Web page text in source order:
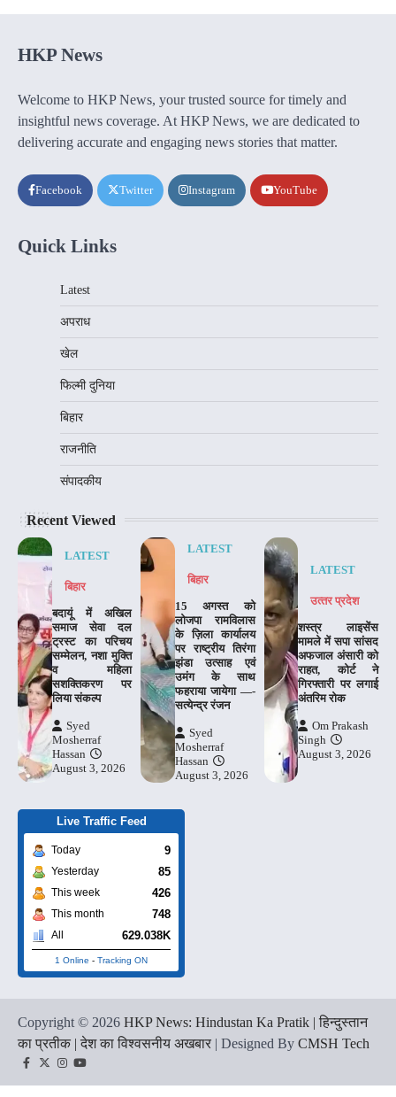
HKP News
Welcome to HKP News, your trusted source for timely and
insightful news coverage. At HKP News, we are dedicated to
delivering accurate and engaging news stories that matter.
Facebook Twitter Instagram YouTube
Quick Links
Latest
अपराध
खेल
फिल्मी दुनिया
बिहार
राजनीति
संपादकीय
Recent Viewed
LATEST
बिहार
बदायूं में अखिल
समाज सेवा दल
ट्रस्ट का परिचय
सम्मेलन, नशा मुक्ति
व महिला
सशक्तिकरण पर
लिया संकल्प
Syed
Mosherraf
Hassan
August 3, 2026
LATEST
बिहार
15 अगस्त को
लोजपा रामविलास
के ज़िला कार्यालय
पर राष्ट्रीय तिरंगा
झंडा उत्साह एवं
उमंग के साथ
फहराया जायेगा —-
सत्येन्द्र रंजन
Syed
Mosherraf
Hassan
August 3, 2026
LATEST
उत्‍तर प्रदेश
शस्त्र लाइसेंस
मामले में सपा सांसद
अफजाल अंसारी को
राहत, कोर्ट ने
गिरफ्तारी पर लगाई
अंतरिम रोक
Om Prakash
Singh
August 3, 2026
Live Traffic Feed
Today 9
Yesterday 85
This week 426
This month 748
All 629.038K
1 Online - Tracking ON
Copyright © 2026 HKP News: Hindustan Ka Pratik | हिन्दुस्तान
का प्रतीक | देश का विश्वसनीय अखबार | Designed By CMSH Tech
Facebook
TwitterInstagram
YouTube